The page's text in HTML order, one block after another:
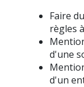
Faire
règles
d'une
d'un